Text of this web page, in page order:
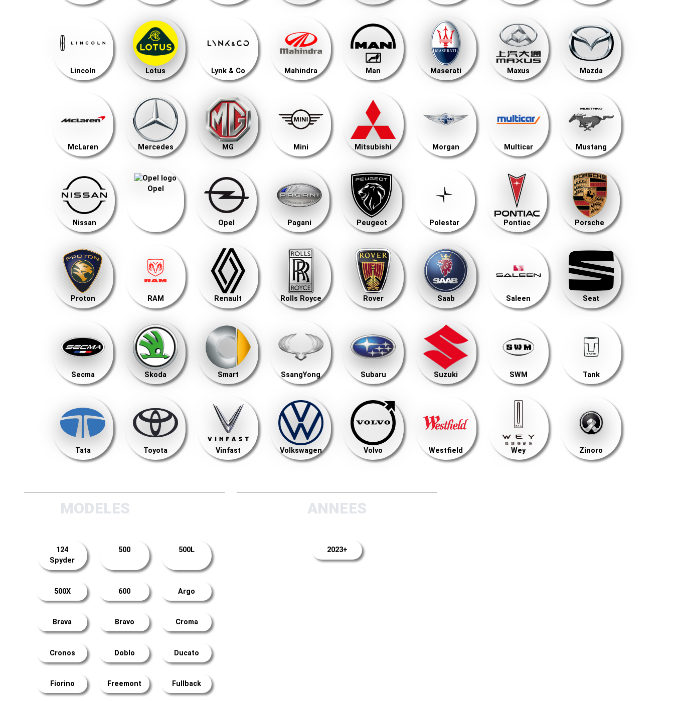
Lincoln Lotus Lynk & Co Mahindra Man Maserati Maxus Mazda
McLaren Mercedes MG Mini Mitsubishi Morgan Multicar Mustang
Nissan
Opel
Opel Pagani Peugeot Polestar Pontiac Porsche
Proton RAM Renault Rolls Royce Rover Saab Saleen Seat
Secma Skoda Smart SsangYong Subaru Suzuki SWM Tank
Tata Toyota Vinfast Volkswagen Volvo Westfield Wey Zinoro
MODELES
124
Spyder
500 500L
500X 600 Argo
Brava Bravo Croma
Cronos Doblo Ducato
Fiorino Freemont Fullback
ANNEES
2023+